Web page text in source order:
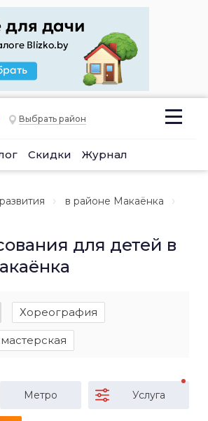
Выбрать район
Скидки Журнал
в районе Макаёнка
для детей в
Хореография
Метро Услуга